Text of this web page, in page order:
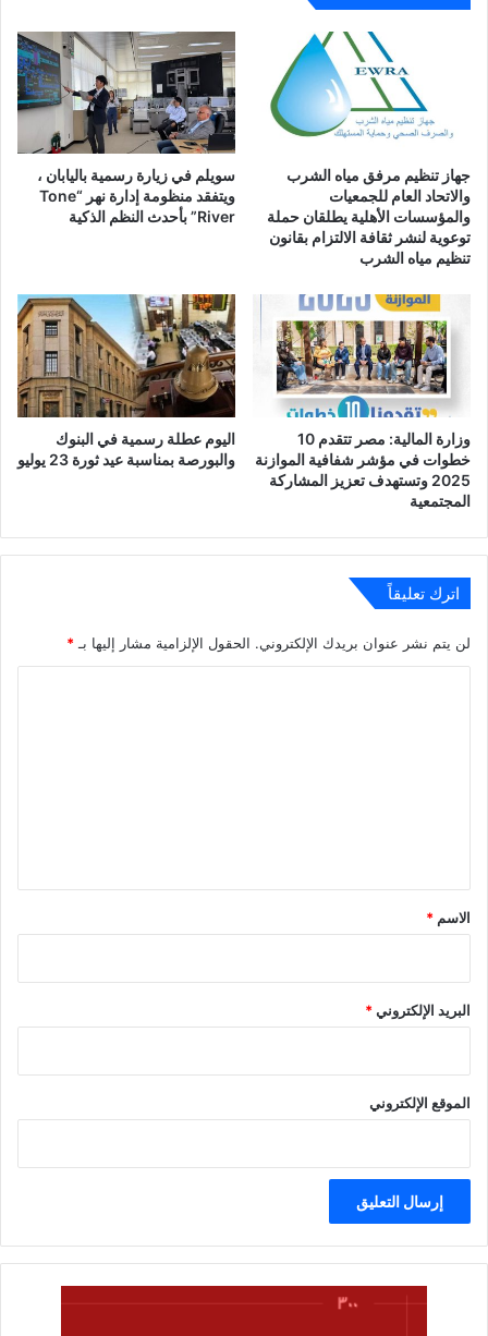
جهاز تنظيم مرفق مياه الشرب
والاتحاد العام للجمعيات
والمؤسسات الأهلية يطلقان حملة
توعوية لنشر ثقافة الالتزام بقانون
تنظيم مياه الشرب
سويلم في زيارة رسمية باليابان ،
ويتفقد منظومة إدارة نهر “Tone
River” بأحدث النظم الذكية
وزارة المالية: مصر تتقدم 10
خطوات في مؤشر شفافية الموازنة
2025 وتستهدف تعزيز المشاركة
المجتمعية
اليوم عطلة رسمية في البنوك
والبورصة بمناسبة عيد ثورة 23 يوليو
اترك تعليقاً
لن يتم نشر عنوان بريدك الإلكتروني. الحقول الإلزامية مشار إليها بـ*
*
الاسم *
البريد الإلكتروني*
الموقع الإلكتروني